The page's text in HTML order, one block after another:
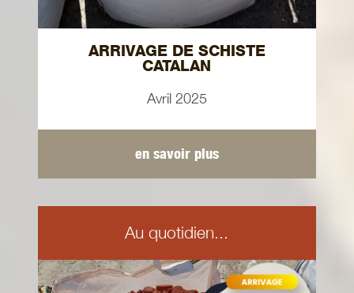
ARRIVAGE DE SCHISTE
CATALAN
Avril 2025
en savoir plus
Au quotidien...